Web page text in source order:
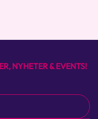
NYHETER & EVENTS!